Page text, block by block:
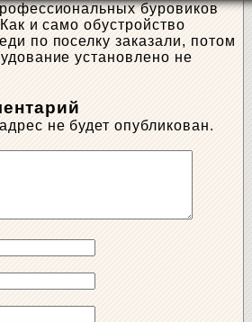
буровиков
и само обустройство
по поселку заказали, потом
установлено не
не будет опубликован.